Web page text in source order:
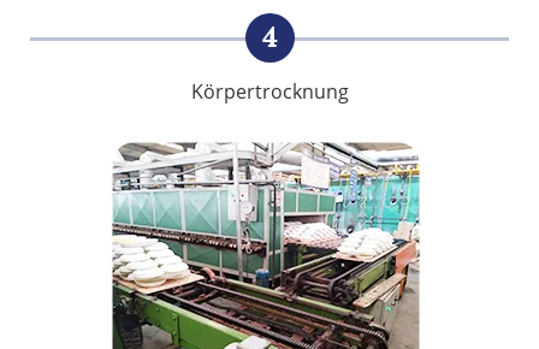
4
Körpertrocknung